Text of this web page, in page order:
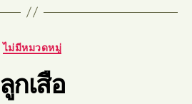
ไม่มีหมวดหมู่
ลูกเสือ